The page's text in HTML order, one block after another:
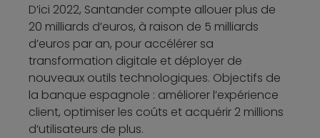
D’ici 2022, Santander compte allouer plus de
20 milliards d’euros, à raison de 5 milliards
d’euros par an, pour accélérer sa
transformation digitale et déployer de
nouveaux outils technologiques. Objectifs de
la banque espagnole : améliorer l’expérience
client, optimiser les coûts et acquérir 2 millions
d’utilisateurs de plus.